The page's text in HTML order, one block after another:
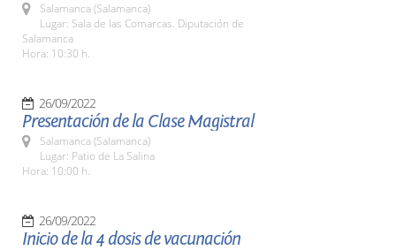
Salamanca (Salamanca)
Lugar: Sala de las Comarcas. Diputación de
Salamanca
Hora: 10:30 h.
26/09/2022
Presentación de la Clase Magistral
Salamanca (Salamanca)
Lugar: Patio de La Salina
Hora: 10:00 h.
26/09/2022
Inicio de la 4 dosis de vacunación